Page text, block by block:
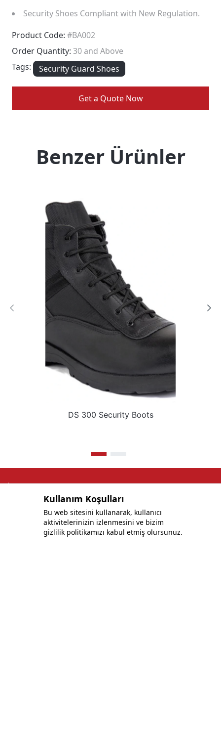
Kullanım Koşulları
Bu web sitesini kullanarak, kullanıcı
aktivitelerinizin izlenmesini ve bizim
gizlilik politikamızı kabul etmiş olursunuz.
Security Shoes Compliant with New Regulation.
Product Code: #BA002
Order Quantity: 30 and Above
Tags:
Security Guard Shoes
Get a Quote Now
Benzer Ürünler
DS 300 Security Boots
Bonafida Tekstil Yazılım İç Ve Dış Tic. Ltd. Şti.
+90 (544) 521 85 00